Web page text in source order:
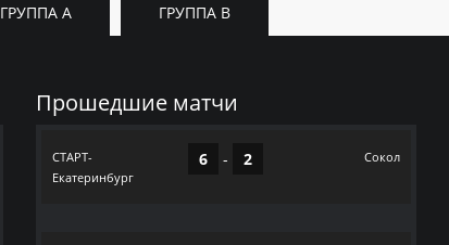
ГРУППА A ГРУППА B
Прошедшие матчи
СТАРТ-
Екатеринбург
6 - 2 Сокол